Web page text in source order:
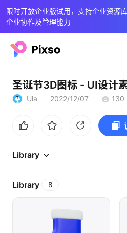
限时开放企业版试用，支持企业资源
企业协作及管理能力
圣诞节3D图标 - UI设计
Ula 2022/12/07 130
Library
Library 8